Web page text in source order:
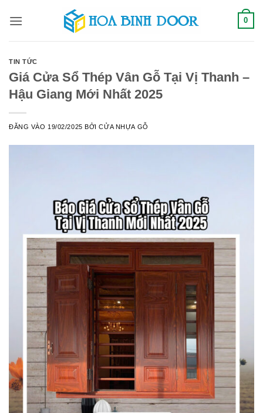
qua
0
TIN TỨC
Giá Cửa Sổ Thép Vân Gỗ Tại Vị Thanh –
Hậu Giang Mới Nhất 2025
ĐĂNG VÀO 19/02/2025 BỞICỬA NHỰA GỖ